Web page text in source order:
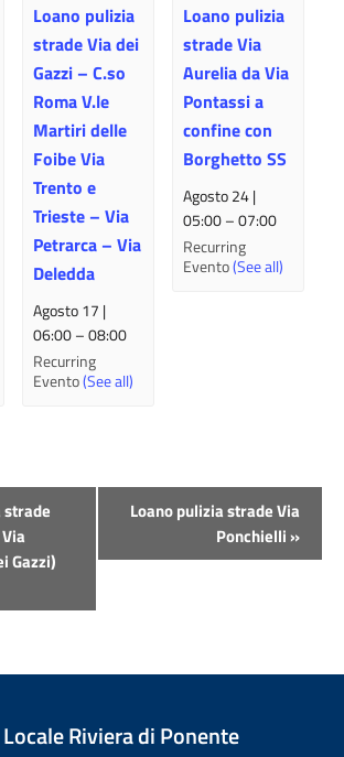
Loano pulizia
strade Via dei
Gazzi – C.so
Roma V.le
Martiri delle
Foibe Via
Trento e
Trieste – Via
Petrarca – Via
Deledda
Agosto 17 |
06:00–08:00
Recurring
Evento(See all)
Loano pulizia
strade Via
Aurelia da Via
Pontassi a
confine con
Borghetto SS
Agosto 24 |
05:00–07:00
Recurring
Evento(See all)
strade
Gazzi)
Loano pulizia strade Via
Ponchielli»
Riviera di Ponente